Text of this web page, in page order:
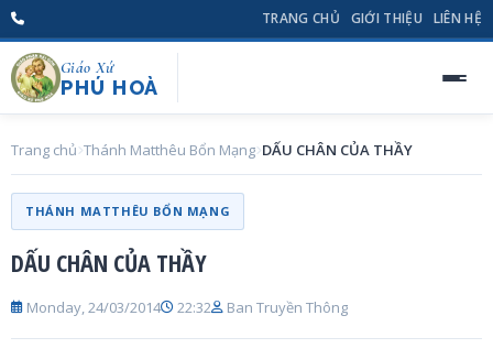
TRANG CHỦ GIỚI THIỆU LIÊN HỆ
Giáo Xứ
PHÚ HOÀ
Trang chủ Thánh Matthêu Bổn Mạng DẤU CHÂN CỦA THẦY
THÁNH MATTHÊU BỔN MẠNG
DẤU CHÂN CỦA THẦY
Monday, 24/03/2014 22:32 Ban Truyền Thông